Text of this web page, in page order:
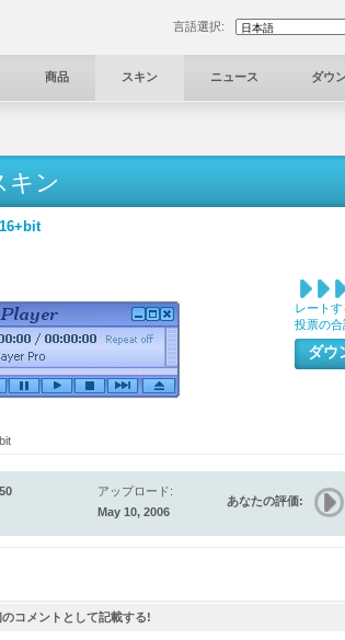
言語選択:
商品 スキン ニュース ダウ
キン
レートす
投票の
ダウ
アップロード:
May 10, 2006
あなたの評価:
コメントとして記載する!